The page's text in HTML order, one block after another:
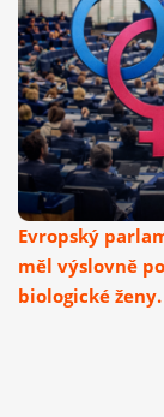
Evropský
měl výslovně
biologické